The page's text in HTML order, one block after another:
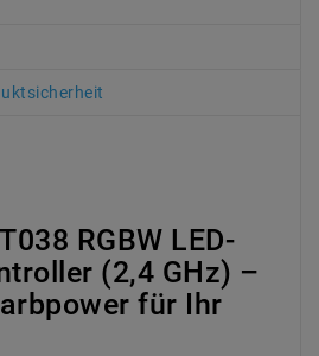
RGBW LED-
(2,4 GHz) –
für Ihr